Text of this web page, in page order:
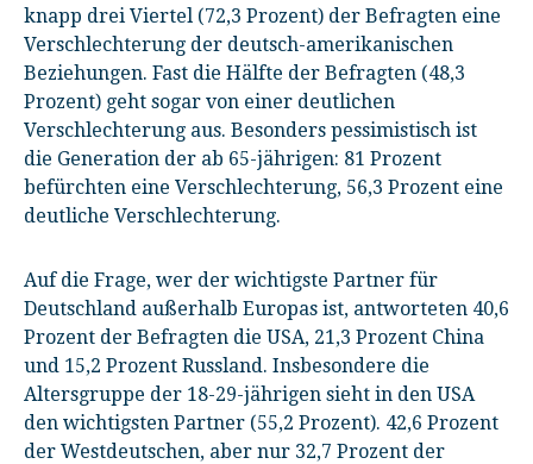
knapp drei Viertel (72,3 Prozent) der Befragten eine
Verschlechterung der deutsch-amerikanischen
Beziehungen. Fast die Hälfte der Befragten (48,3
Prozent) geht sogar von einer deutlichen
Verschlechterung aus. Besonders pessimistisch ist
die Generation der ab 65-jährigen: 81 Prozent
befürchten eine Verschlechterung, 56,3 Prozent eine
deutliche Verschlechterung.
Auf die Frage, wer der wichtigste Partner für
Deutschland außerhalb Europas ist, antworteten 40,6
Prozent der Befragten die USA, 21,3 Prozent China
und 15,2 Prozent Russland. Insbesondere die
Altersgruppe der 18-29-jährigen sieht in den USA
den wichtigsten Partner (55,2 Prozent). 42,6 Prozent
der Westdeutschen, aber nur 32,7 Prozent der